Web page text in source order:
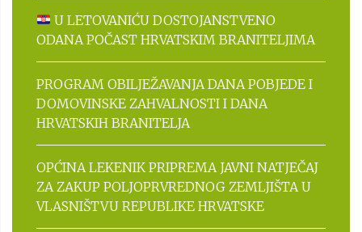
U LETOVANIĆU DOSTOJANSTVENO
ODANA POČAST HRVATSKIM BRANITELJIMA
PROGRAM OBILJEŽAVANJA DANA POBJEDE I
DOMOVINSKE ZAHVALNOSTI I DANA
HRVATSKIH BRANITELJA
OPĆINA LEKENIK PRIPREMA JAVNI NATJEČAJ
ZA ZAKUP POLJOPRVREDNOG ZEMLJIŠTA U
VLASNIŠTVU REPUBLIKE HRVATSKE